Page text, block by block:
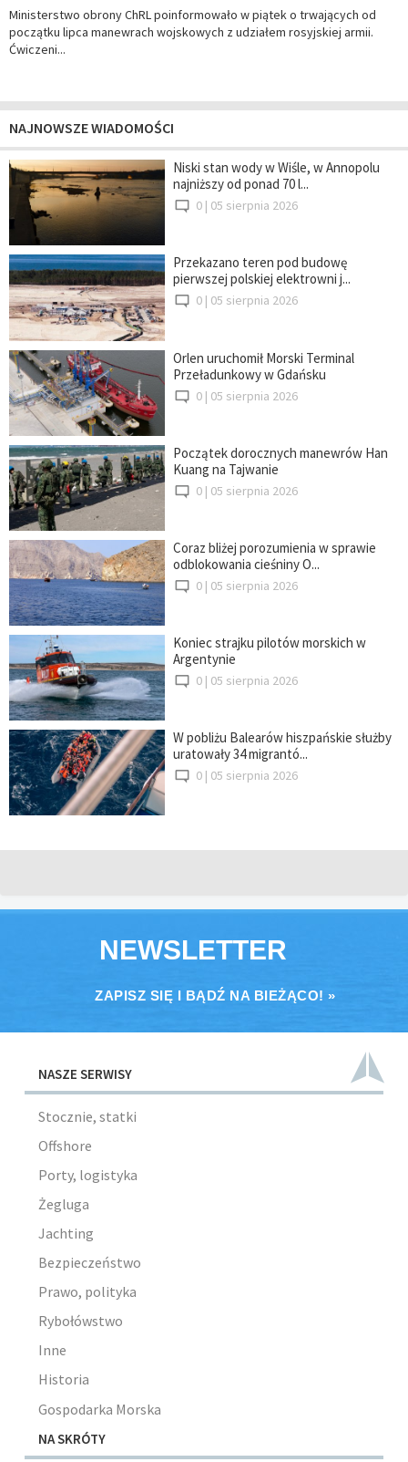
Ministerstwo obrony ChRL poinformowało w piątek o trwających od
początku lipca manewrach wojskowych z udziałem rosyjskiej armii.
Ćwiczeni...
NAJNOWSZE WIADOMOŚCI
Niski stan wody w Wiśle, w Annopolu
najniższy od ponad 70 l...
0 | 05 sierpnia 2026
Przekazano teren pod budowę
pierwszej polskiej elektrowni j...
0 | 05 sierpnia 2026
Orlen uruchomił Morski Terminal
Przeładunkowy w Gdańsku
0 | 05 sierpnia 2026
Początek dorocznych manewrów Han
Kuang na Tajwanie
0 | 05 sierpnia 2026
Coraz bliżej porozumienia w sprawie
odblokowania cieśniny O...
0 | 05 sierpnia 2026
Koniec strajku pilotów morskich w
Argentynie
0 | 05 sierpnia 2026
W pobliżu Balearów hiszpańskie służby
uratowały 34 migrantó...
0 | 05 sierpnia 2026
NEWSLETTER
ZAPISZ SIĘ I BĄDŹ NA BIEŻĄCO! »
NASZE SERWISY
Stocznie, statki
Offshore
Porty, logistyka
Żegluga
Jachting
Bezpieczeństwo
Prawo, polityka
Rybołówstwo
Inne
Historia
Gospodarka Morska
NA SKRÓTY